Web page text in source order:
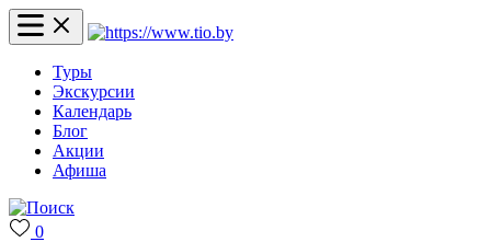
Туры
Экскурсии
Календарь
Блог
Акции
Афиша
0